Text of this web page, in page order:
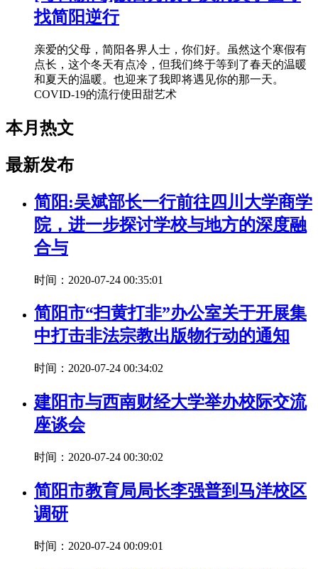
找简阳逆行
亲爱的父母，简阳各界人士，你们好。虽然这个寒假有
点长，这个冬天有点冷，但我们终于等到了春天的温暖
和夏天的温暖。也迎来了我即将遇见你的那一天。
COVID-19的流行使田甜艺术
本月热文
最新发布
简阳:吴斌部长一行前往四川大学商学
院，进一步探讨学校与地方的深度融
合与
时间：2020-07-24 00:35:01
简阳市“扫黄打非”办公室关于开展集
中打击非法宗教出版物行动的通知
时间：2020-07-24 00:34:02
建阳市与西南财经大学举办校际交流
座谈会
时间：2020-07-24 00:30:02
简阳市教育局局长李强普到马洋校区
调研
时间：2020-07-24 00:09:01